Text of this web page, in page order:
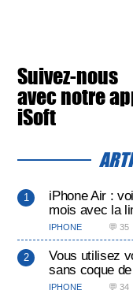
Suivez-nous
avec notre
iSoft
iPhone Air :
mois avec la
IPHONE 💬 35
Vous utilisez
sans coque
IPHONE 💬 34